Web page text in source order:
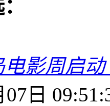
电影周启
07日